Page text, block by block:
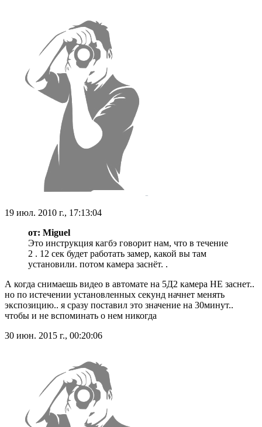
19 июл. 2010 г., 17:13:04
от: Miguel
Это инструкция кагбэ говорит нам, что в течение
2 . 12 сек будет работать замер, какой вы там
установили. потом камера заснёт. .
А когда снимаешь видео в автомате на 5Д2 камера НЕ заснет..
но по истечении установленных секунд начнет менять
экспозицию.. я сразу поставил это значение на 30минут..
чтобы и не вспоминать о нем никогда
30 июн. 2015 г., 00:20:06